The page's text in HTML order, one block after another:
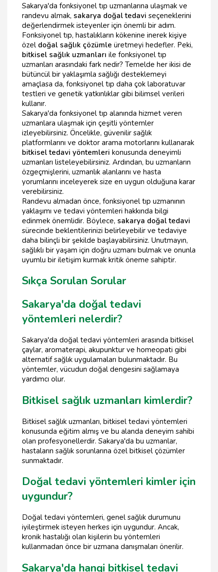
Sakarya'da fonksiyonel tıp uzmanlarına ulaşmak ve
randevu almak, sakarya doğal tedavi seçeneklerini
değerlendirmek isteyenler için önemli bir adım.
Fonksiyonel tıp, hastalıkların kökenine inerek kişiye
özel doğal sağlık çözümle üretmeyi hedefler. Peki,
bitkisel sağlık uzmanları ile fonksiyonel tıp
uzmanları arasındaki fark nedir? Temelde her ikisi de
bütüncül bir yaklaşımla sağlığı desteklemeyi
amaçlasa da, fonksiyonel tıp daha çok laboratuvar
testleri ve genetik yatkınlıklar gibi bilimsel verileri
kullanır.
Sakarya'da fonksiyonel tıp alanında hizmet veren
uzmanlara ulaşmak için çeşitli yöntemler
izleyebilirsiniz. Öncelikle, güvenilir sağlık
platformlarını ve doktor arama motorlarını kullanarak
bitkisel tedavi yöntemleri konusunda deneyimli
uzmanları listeleyebilirsiniz. Ardından, bu uzmanların
özgeçmişlerini, uzmanlık alanlarını ve hasta
yorumlarını inceleyerek size en uygun olduğuna karar
verebilirsiniz.
Randevu almadan önce, fonksiyonel tıp uzmanının
yaklaşımı ve tedavi yöntemleri hakkında bilgi
edinmek önemlidir. Böylece, sakarya doğal tedavi
sürecinde beklentilerinizi belirleyebilir ve tedaviye
daha bilinçli bir şekilde başlayabilirsiniz. Unutmayın,
sağlıklı bir yaşam için doğru uzmanı bulmak ve onunla
uyumlu bir iletişim kurmak kritik öneme sahiptir.
Sıkça Sorulan Sorular
Sakarya'da doğal tedavi
yöntemleri nelerdir?
Sakarya'da doğal tedavi yöntemleri arasında bitkisel
çaylar, aromaterapi, akupunktur ve homeopati gibi
alternatif sağlık uygulamaları bulunmaktadır. Bu
yöntemler, vücudun doğal dengesini sağlamaya
yardımcı olur.
Bitkisel sağlık uzmanları kimlerdir?
Bitkisel sağlık uzmanları, bitkisel tedavi yöntemleri
konusunda eğitim almış ve bu alanda deneyim sahibi
olan profesyonellerdir. Sakarya'da bu uzmanlar,
hastaların sağlık sorunlarına özel bitkisel çözümler
sunmaktadır.
Doğal tedavi yöntemleri kimler için
uygundur?
Doğal tedavi yöntemleri, genel sağlık durumunu
iyileştirmek isteyen herkes için uygundur. Ancak,
kronik hastalığı olan kişilerin bu yöntemleri
kullanmadan önce bir uzmana danışmaları önerilir.
Sakarya'da hangi bitkisel tedavi